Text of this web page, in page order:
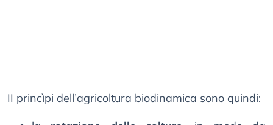
II princìpi dell’agricoltura biodinamica sono quindi: